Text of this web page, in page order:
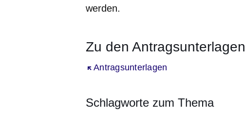
werden.
Zu den Antragsunterlagen
Antragsunterlagen
Öffnet sich in einem neuen Fenster
Schlagworte zum Thema